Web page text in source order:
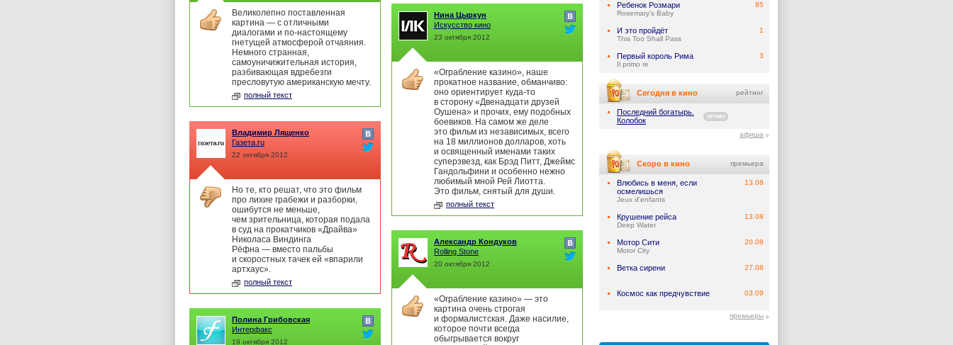
Великолепно поставленная
картина — с отличными
диалогами и по-настоящему
гнетущей атмосферой отчаяния.
Немного странная,
самоуничижительная история,
разбивающая вдребезги
пресловутую американскую мечту.
полный текст
Нина Цыркун
Искусство кино
23 октября 2012
«Ограбление казино», наше
прокатное название, обманчиво:
оно ориентирует куда-то
в сторону «Двенадцати друзей
Оушена» и прочих, ему подобных
боевиков. На самом же деле
это фильм из независимых, всего
на 18 миллионов долларов, хоть
и освященный именами таких
суперзвезд, как Брэд Питт, Джеймс
Гандольфини и особенно нежно
любимый мной Рей Лиотта.
Это фильм, снятый для души.
полный текст
Владимир Лященко
Газета.ru
22 октября 2012
Но те, кто решат, что это фильм
про лихие грабежи и разборки,
ошибутся не меньше,
чем зрительница, которая подала
в суд на прокатчиков «Драйва»
Николаса Виндинга
Рёфна — вместо пальбы
и скоростных тачек ей «впарили
артхаус».
полный текст
Александр Кондуков
Rolling Stone
20 октября 2012
«Ограбление казино» — это
картина очень строгая
и формалистская. Даже насилие,
которое почти всегда
обыгрывается вокруг
Полина Грибовская
Интерфакс
19 октября 2012
Ребенок Розмари
Rosemary's Baby
85
И это пройдёт
This Too Shall Pass
1
Первый король Рима
Il primo re
3
Сегодня в кино рейтинг
Последний богатырь.
Колобок
ПРОМО
афиша
Скоро в кино премьера
Влюбись в меня, если
осмелишься
Jeux d'enfants
13.08
Крушение рейса
Deep Water
13.08
Мотор Сити
Motor City
20.08
Ветка сирени 27.08
Космос как предчувствие 03.09
премьеры